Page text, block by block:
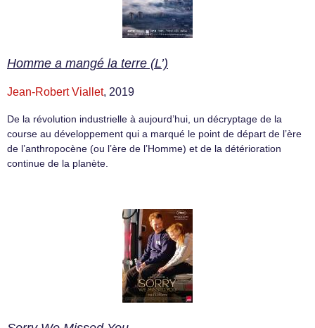
Homme a mangé la terre (L’)
Jean-Robert Viallet, 2019
De la révolution industrielle à aujourd’hui, un décryptage de la
course au développement qui a marqué le point de départ de l’ère
de l’anthropocène (ou l’ère de l’Homme) et de la détérioration
continue de la planète.